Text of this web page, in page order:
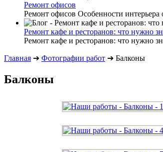
Ремонт офисов
Ремонт офисов Особенности
Ремонт кафе и ресторанов: что нужно
Ремонт кафе и ресторанов: что нужно
Главная ➔ Фотографии работ ➔ Балконы
Балконы